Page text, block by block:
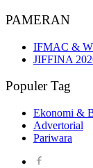
PAMERAN
IFMAC &
JIFFINA
Populer Tag
Ekonomi &
Advertorial
Pariwara